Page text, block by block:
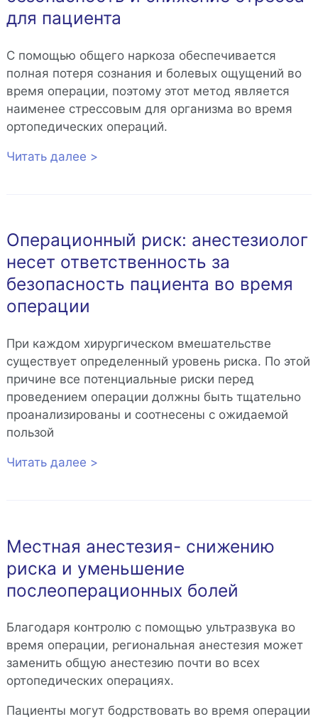
для пациента
С помощью общего наркоза обеспечивается
полная потеря сознания и болевых ощущений во
время операции, поэтому этот метод является
наименее стрессовым для организма во время
ортопедических операций.
Читать далее >
Операционный риск: анестезиолог
несет ответственность за
безопасность пациента во время
операции
При каждом хирургическом вмешательстве
существует определенный уровень риска. По этой
причине все потенциальные риски перед
проведением операции должны быть тщательно
проанализированы и соотнесены с ожидаемой
пользой
Читать далее >
Местная анестезия- снижению
риска и уменьшение
послеоперационных болей
Благодаря контролю с помощью ультразвука во
время операции, региональная анестезия может
заменить общую анестезию почти во всех
ортопедических операциях.
Пациенты могут бодрствовать во время операции